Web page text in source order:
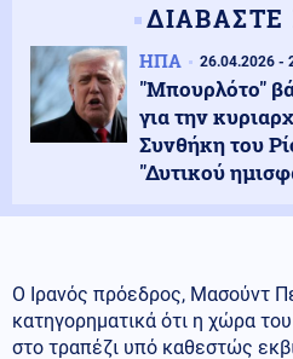
ΔΙΑΒΑΣΤΕ
ΗΠΑ 26.04.2026 -
"Μπουρλότο"
για την
Συνθήκη του
"Δυτικού
Ο Ιρανός πρόεδρος, Μασούντ
κατηγορηματικά ότι η χώρα
στο τραπέζι υπό καθεστώς